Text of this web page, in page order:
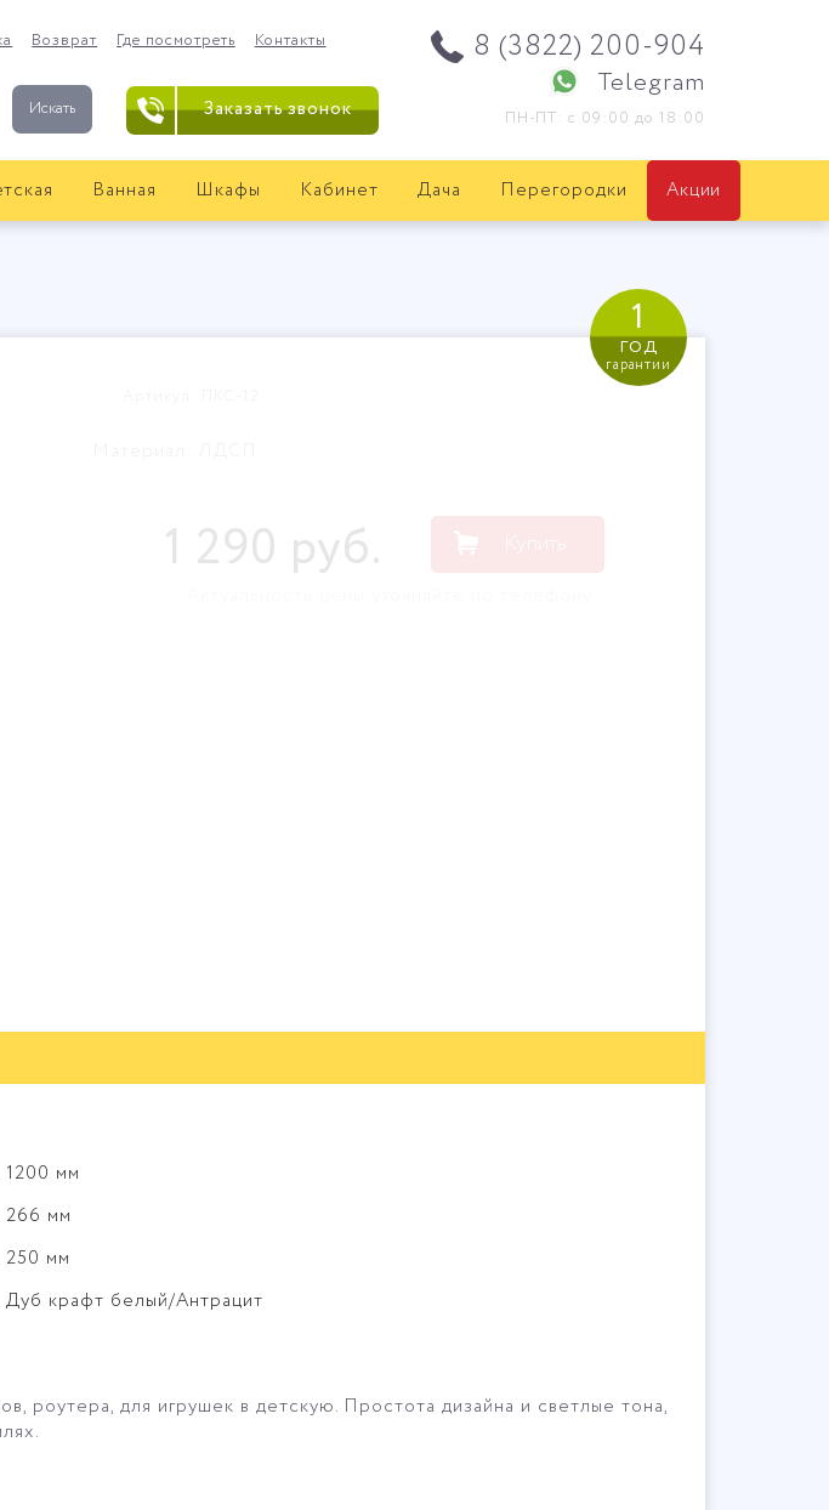
Возврат Где посмотреть Контакты
Искать
8 (3822) 200-904
Telegram
ПН-ПТ: с 09:00 до 18:00
Заказать звонок
Ванная Шкафы Кабинет Дача Перегородки
Акции
1
год
гарантии
1 290 руб.
1200 мм
266 мм
250 мм
Дуб крафт белый/Антрацит
роутера, для игрушек в детскую. Простота дизайна и светлые тона,